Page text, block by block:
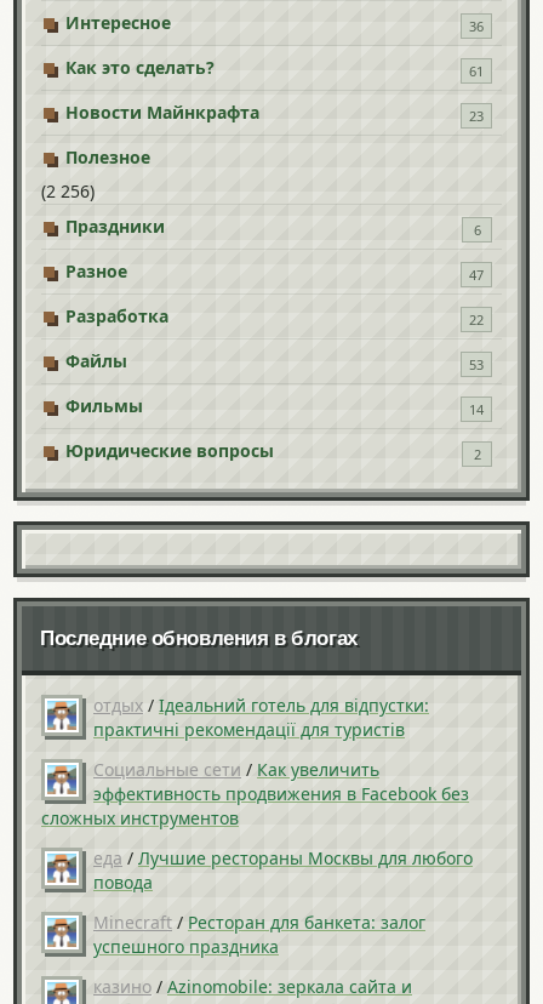
Интересное 36
Как это сделать? 61
Новости Майнкрафта 23
Полезное
(2 256)
Праздники
6
Разное 47
Разработка 22
Файлы 53
Фильмы 14
Юридические вопросы 2
Последние обновления в блогах
отдых / Ідеальний готель для відпустки:
практичні рекомендації для туристів
Социальные сети / Как увеличить
эффективность продвижения в Facebook без
сложных инструментов
еда / Лучшие рестораны Москвы для любого
повода
Minecraft / Ресторан для банкета: залог
успешного праздника
казино / Azinomobile: зеркала сайта и